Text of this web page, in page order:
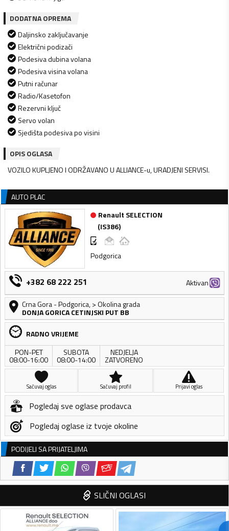
DODATNA OPREMA
Daljinsko zaključavanje
Električni podizači
Podesiva dubina volana
Podesiva visina volana
Putni računar
Radio/Kasetofon
Rezervni ključ
Servo volan
Sjedišta podesiva po visini
OPIS OGLASA
VOZILO KUPLJENO I ODRŽAVANO U ALLIANCE-u, URADJENI SERVISI.
AUTO PLAC
Renault SELECTION
(IS386)
Podgorica
+382 68 222 251
Aktivan
Crna Gora-Podgorica,> Okolina grada
DONJA GORICA CETINJSKI PUT BB
RADNO VRIJEME
PON-PET
08:00-16:00
SUBOTA
08:00-14:00
NEDJELJA
ZATVORENO
Sačuvaj oglas Sačuvaj profil Prijavi oglas
Pogledaj sve oglase prodavca
Pogledaj oglase iz tvoje okoline
PODIJELI SA PRIJATELJIMA
SLIČNI OGLASI